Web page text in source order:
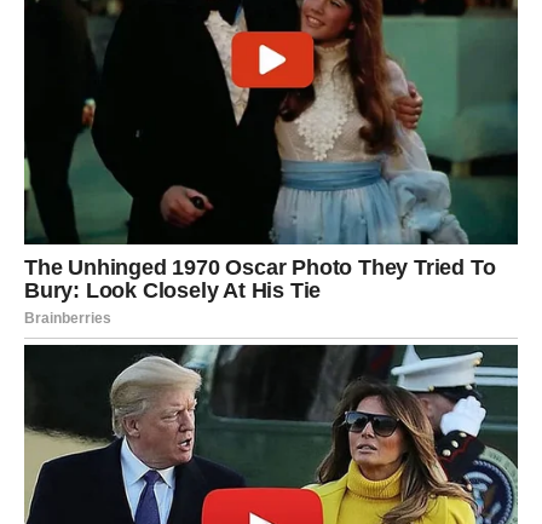
nove veze,
velike kupovine,
selidbe,
potpisivanje bilo čega.
Sve što sada odlučiš biće obojeno emocijama koje nisu
A Jarac kada donese odluku – ne menja je. Zato je ovaj
period opasan.
Šta Jarac treba da uradi?